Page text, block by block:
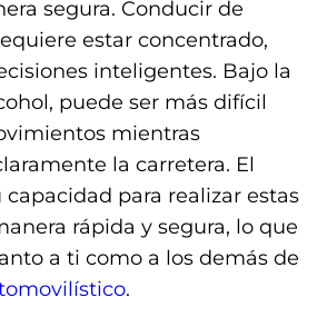
segura. Conducir de
estar concentrado,
inteligentes. Bajo la
puede ser más difícil
mientras
la carretera. El
para realizar estas
rápida y segura, lo que
a ti como a los demás de
.